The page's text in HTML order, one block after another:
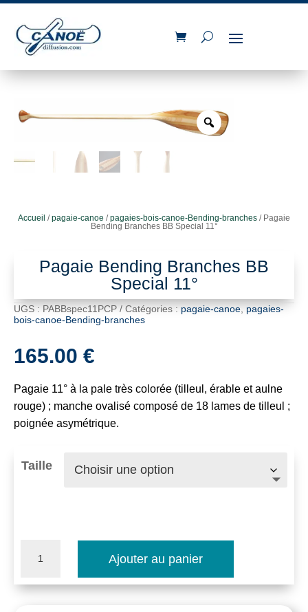
Accueil /pagaie-canoe /pagaies-bois-canoe-Bending-branches / Pagaie
Bending Branches BB Special 11°
Pagaie Bending Branches BB
Special 11°
UGS : PABBspec11PCP Catégories : pagaie-canoe, pagaies-
bois-canoe-Bending-branches
165.00 €
Pagaie 11° à la pale très colorée (tilleul, érable et aulne
rouge) ; manche ovalisé composé de 18 lames de tilleul ;
poignée asymétrique.
Taille
Ajouter au panier